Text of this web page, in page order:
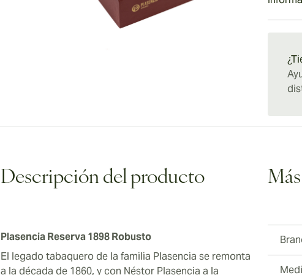
medio,
gran
para
Descripción del producto
Plasencia Reserva 1898 Robusto
El legado tabaquero de la familia Plasencia se remonta
a la década de 1860, y con Néstor Plasencia a la